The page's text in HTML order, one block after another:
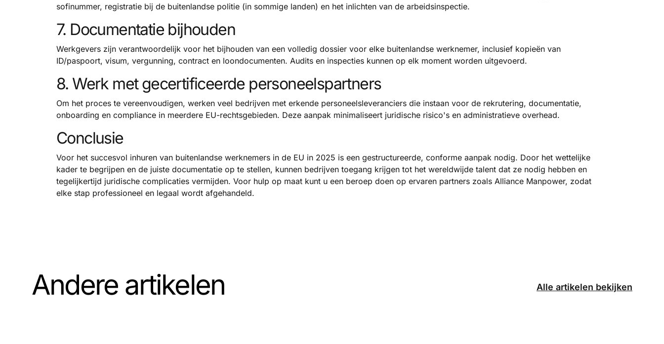
sofinummer, registratie bij de buitenlandse politie (in sommige landen) en het inlichten van de arbeidsinspectie.
7. Documentatie bijhouden
Werkgevers zijn verantwoordelijk voor het bijhouden van een volledig dossier voor elke buitenlandse werknemer, inclusief kopieën van
ID/paspoort, visum, vergunning, contract en loondocumenten. Audits en inspecties kunnen op elk moment worden uitgevoerd.
8. Werk met gecertificeerde personeelspartners
Om het proces te vereenvoudigen, werken veel bedrijven met erkende personeelsleveranciers die instaan voor de rekrutering, documentatie,
onboarding en compliance in meerdere EU-rechtsgebieden. Deze aanpak minimaliseert juridische risico's en administratieve overhead.
Conclusie
Voor het succesvol inhuren van buitenlandse werknemers in de EU in 2025 is een gestructureerde, conforme aanpak nodig. Door het wettelijke
kader te begrijpen en de juiste documentatie op te stellen, kunnen bedrijven toegang krijgen tot het wereldwijde talent dat ze nodig hebben en
tegelijkertijd juridische complicaties vermijden. Voor hulp op maat kunt u een beroep doen op ervaren partners zoals Alliance Manpower, zodat
elke stap professioneel en legaal wordt afgehandeld.
Andere artikelen Alle artikelen bekijken